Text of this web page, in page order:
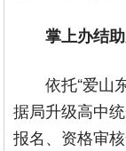
掌上办结
依托“爱山
据局升级高中
报名、资格审